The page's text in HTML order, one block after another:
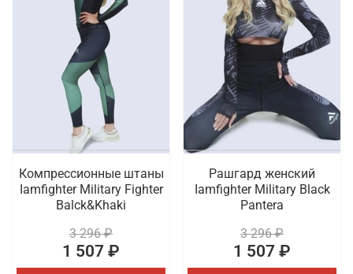
Компрессионные штаны
Iamfighter Military Fighter
Balck&Khaki
3 296 ₽
1 507 ₽
Рашгард женский
Iamfighter Military Black
Pantera
3 296 ₽
1 507 ₽